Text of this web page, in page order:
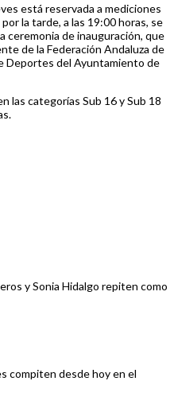
está reservada a mediciones
la tarde, a las 19:00 horas, se
ceremonia de inauguración, que
de la Federación Andaluza de
Deportes del Ayuntamiento de
las categorías Sub 16 y Sub 18
y Sonia Hidalgo repiten como
compiten desde hoy en el